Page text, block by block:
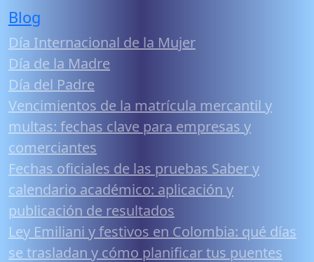
Blog
Día Internacional de la Mujer
Día de la Madre
Día del Padre
Vencimientos de la matrícula mercantil y
multas: fechas clave para empresas y
comerciantes
Fechas oficiales de las pruebas Saber y
calendario académico: aplicación y
publicación de resultados
Ley Emiliani y festivos en Colombia: qué días
se trasladan y cómo planificar tus puentes